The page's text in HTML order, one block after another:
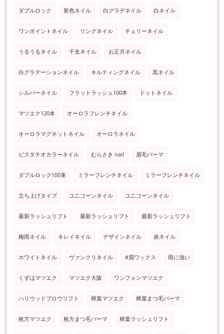
ダブルロック 新色ネイル 白グラデネイル 白ネイル
ワンポイントネイル リングネイル チェリーネイル
うるうるネイル 干支ネイル お正月ネイル
白グラデーションネイル キルティングネイル 黒ネイル
シルバーネイル フラットラッシュ100本 ドットネイル
マツエク120本 オーロラフレンチネイル
オーロラマグネットネイル オーロラネイル
ピスタチオカラーネイル むらさき nail 眉毛パーマ
ダブルロック100束 ミラーフレンチネイル ミラーフレンチネイル
立ち上げタイプ ユニコーンネイル ユニコーンネイル
最新ラッシュリフト 最新ラッシュリフト 最新ラッシュリフト
梅雨ネイル キレイネイル デザインネイル 炎ネイル
ホワイトネイル ヴァンクリネイル #眉ワックス 雨に強い
くずはマツエク マツエク大阪 ワンフォンマツエク
ハリウッドブロウリフト 樟葉マツエク 樟葉まつ毛パーマ
枚方マツエク 枚方まつ毛パーマ 樟葉ラッシュリフト